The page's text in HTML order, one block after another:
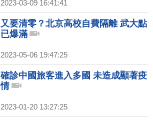
2023-03-09 16:41:41
又要清零？北京高校自費隔離 武大點
已爆滿
2023-05-06 19:47:25
確診中國旅客進入多國 未造成顯著疫
情
2023-01-20 13:27:25